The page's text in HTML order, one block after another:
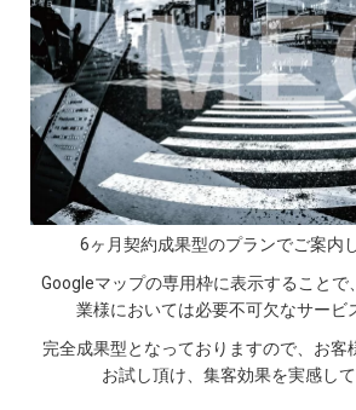
利用することができるものとします。
クッキー（Cookie）に関
クッキー（Cookie）とは、ウェブサーバ
コンピュータを管理・識別するための文
理する仕組みであり、セキュリティの確
ービスの提供を目的としています。
利用者の使用するコンピュータを識別す
が、利用者個人を識別出来るわけではあ
フリーブレインは利用者が本サービスを
より情報を収集することがあります。
利用者においてはウェブブラウザのクッ
することもが可能ですが、その場合一部
能が損なわれることがあります。
6ヶ月契約成果型のプランでご案内
Googleマップの専用枠に表示することで
業様においては必要不可欠なサービ
完全成果型となっておりますので、お客
お試し頂け、集客効果を実感して